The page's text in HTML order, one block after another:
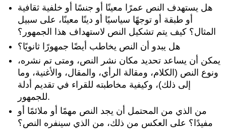
هل يستهدف النص عمرًا معينًا أو جنسًا أو خلفية ثقافية
أو طبقة أو توجهًا سياسيًا أو دينًا معينًا، على سبيل
المثال؟ كيف يتم تشكيل النص لاستهداف هذا الجمهور؟
هل يبدو أن النص يخاطب أيضًا جمهورًا ثانويًا؟
يمكن أن يساعد تحديد مكان نشر النص، ومتى تم نشره،
ونوع النص (الكلام، ومقالة الرأي، والمقال، والأغنية، وما
إلى ذلك)، وكيفية مخاطبته للقراء في تقديم أدلة
للجمهور.
من الذي من المحتمل أن يجد النص مهمًا أو ملائمًا أو
مفيدًا؟ على العكس من ذلك، من الذي سينفره النص؟